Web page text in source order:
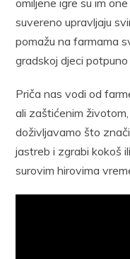
omiljene igre su im
suvereno upravljaju
pomažu na farmama
gradskoj djeci
Priča nas vodi od
ali zaštićenim
doživljavamo što
jastreb i zgrabi kokoš
surovim hirovima